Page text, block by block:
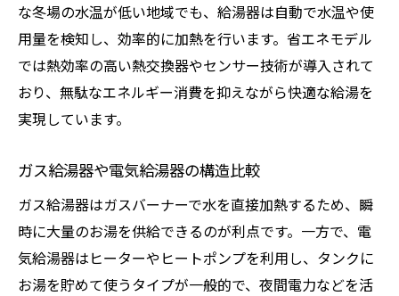
な冬場の水温が低い地域でも、給湯器は自動で水温や使
用量を検知し、効率的に加熱を行います。省エネモデル
では熱効率の高い熱交換器やセンサー技術が導入されて
おり、無駄なエネルギー消費を抑えながら快適な給湯を
実現しています。
ガス給湯器や電気給湯器の構造比較
ガス給湯器はガスバーナーで水を直接加熱するため、瞬
時に大量のお湯を供給できるのが利点です。一方で、電
気給湯器はヒーターやヒートポンプを利用し、タンクに
お湯を貯めて使うタイプが一般的で、夜間電力などを活